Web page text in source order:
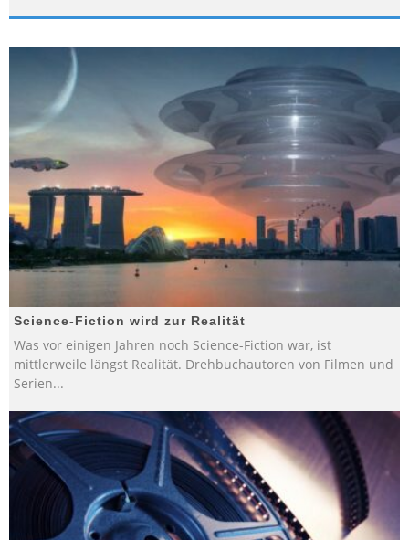
Science-Fiction wird zur Realität
Was vor einigen Jahren noch Science-Fiction war, ist
mittlerweile längst Realität. Drehbuchautoren von Filmen und
Serien...